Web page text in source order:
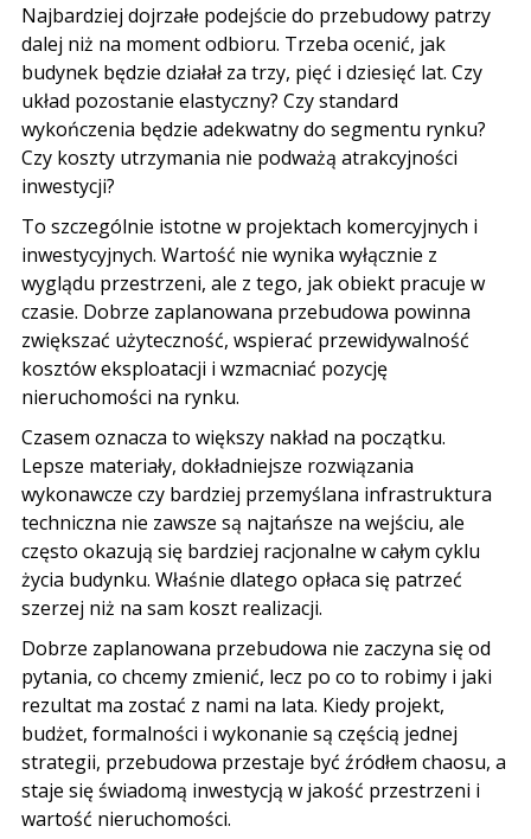
Najbardziej dojrzałe podejście do przebudowy patrzy
dalej niż na moment odbioru. Trzeba ocenić, jak
budynek będzie działał za trzy, pięć i dziesięć lat. Czy
układ pozostanie elastyczny? Czy standard
wykończenia będzie adekwatny do segmentu rynku?
Czy koszty utrzymania nie podważą atrakcyjności
inwestycji?
To szczególnie istotne w projektach komercyjnych i
inwestycyjnych. Wartość nie wynika wyłącznie z
wyglądu przestrzeni, ale z tego, jak obiekt pracuje w
czasie. Dobrze zaplanowana przebudowa powinna
zwiększać użyteczność, wspierać przewidywalność
kosztów eksploatacji i wzmacniać pozycję
nieruchomości na rynku.
Czasem oznacza to większy nakład na początku.
Lepsze materiały, dokładniejsze rozwiązania
wykonawcze czy bardziej przemyślana infrastruktura
techniczna nie zawsze są najtańsze na wejściu, ale
często okazują się bardziej racjonalne w całym cyklu
życia budynku. Właśnie dlatego opłaca się patrzeć
szerzej niż na sam koszt realizacji.
Dobrze zaplanowana przebudowa nie zaczyna się od
pytania, co chcemy zmienić, lecz po co to robimy i jaki
rezultat ma zostać z nami na lata. Kiedy projekt,
budżet, formalności i wykonanie są częścią jednej
strategii, przebudowa przestaje być źródłem chaosu, a
staje się świadomą inwestycją w jakość przestrzeni i
wartość nieruchomości.